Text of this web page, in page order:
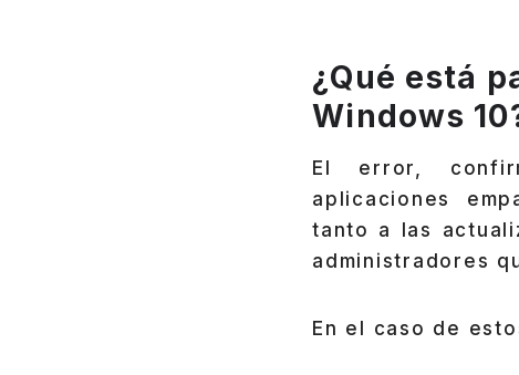
¿Qué está
Windows
El error,
aplicaciones
tanto a las
administradores
En el caso de